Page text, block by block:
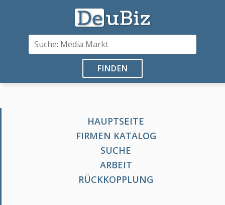
FINDEN
HAUPTSEITE
FIRMEN KATALOG
SUCHE
ARBEIT
RÜCKKOPPLUNG